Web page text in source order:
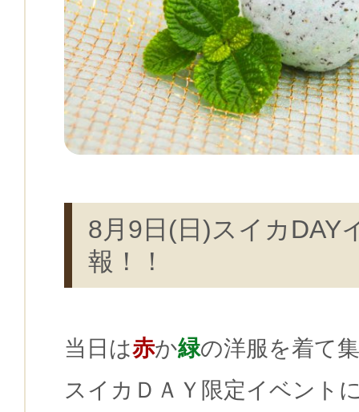
8月9日(日)スイカDAY
報！！
当日は赤か緑の洋服を着て
スイカＤＡＹ限定イベント